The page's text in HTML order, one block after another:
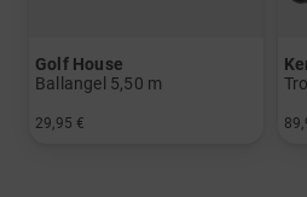
Golf House
Ballangel 5,50 m
29,95 €